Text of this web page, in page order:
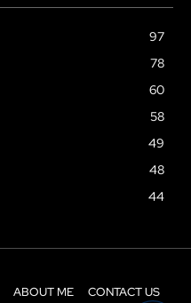
97
78
60
58
49
48
44
ABOUT ME CONTACT US